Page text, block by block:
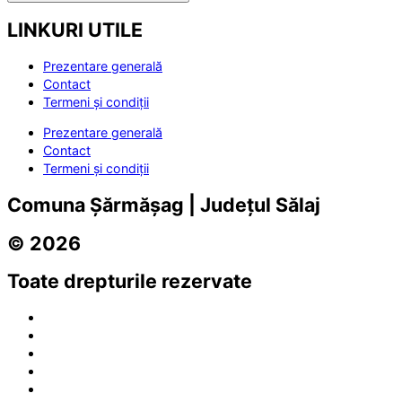
LINKURI UTILE
Prezentare generală
Contact
Termeni și condiții
Prezentare generală
Contact
Termeni și condiții
Comuna Șărmășag | Județul Sălaj
© 2026
Toate drepturile rezervate